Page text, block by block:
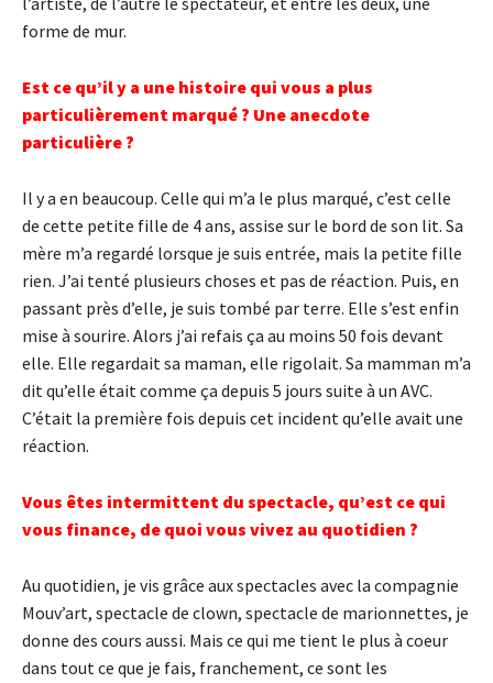
forme de mur.
Est ce qu’il y a une histoire qui vous a plus
particulièrement marqué ? Une anecdote
particulière ?
Il y a en beaucoup. Celle qui m’a le plus marqué, c’est celle
de cette petite fille de 4 ans, assise sur le bord de son lit. Sa
mère m’a regardé lorsque je suis entrée, mais la petite fille
rien. J’ai tenté plusieurs choses et pas de réaction. Puis, en
passant près d’elle, je suis tombé par terre. Elle s’est enfin
mise à sourire. Alors j’ai refais ça au moins 50 fois devant
elle. Elle regardait sa maman, elle rigolait. Sa mamman m’a
dit qu’elle était comme ça depuis 5 jours suite à un AVC.
C’était la première fois depuis cet incident qu’elle avait une
réaction.
Vous êtes intermittent du spectacle, qu’est ce qui
vous finance, de quoi vous vivez au quotidien ?
Au quotidien, je vis grâce aux spectacles avec la compagnie
Mouv’art, spectacle de clown, spectacle de marionnettes, je
donne des cours aussi. Mais ce qui me tient le plus à coeur
dans tout ce que je fais, franchement, ce sont les